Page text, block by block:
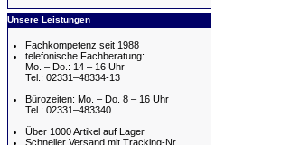
Unsere Leistungen
Fachkompetenz seit 1988
telefonische Fachberatung:
Mo. – Do.: 14 – 16 Uhr
Tel.: 02331–48334-13
Bürozeiten: Mo. – Do. 8 – 16 Uhr
Tel.: 02331–483340
Über 1000 Artikel auf Lager
Schneller Versand mit Tracking-Nr.